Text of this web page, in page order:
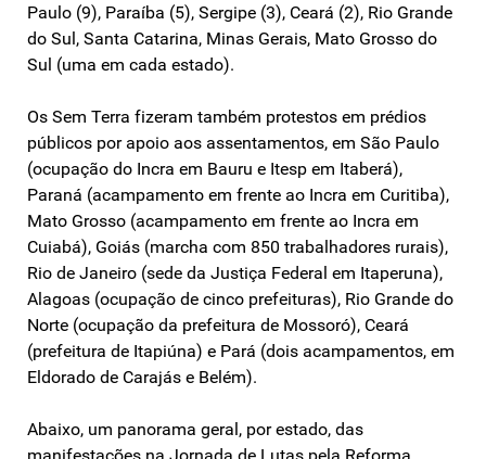
Paulo (9), Paraíba (5), Sergipe (3), Ceará (2), Rio Grande
do Sul, Santa Catarina, Minas Gerais, Mato Grosso do
Sul (uma em cada estado).
Os Sem Terra fizeram também protestos em prédios
públicos por apoio aos assentamentos, em São Paulo
(ocupação do Incra em Bauru e Itesp em Itaberá),
Paraná (acampamento em frente ao Incra em Curitiba),
Mato Grosso (acampamento em frente ao Incra em
Cuiabá), Goiás (marcha com 850 trabalhadores rurais),
Rio de Janeiro (sede da Justiça Federal em Itaperuna),
Alagoas (ocupação de cinco prefeituras), Rio Grande do
Norte (ocupação da prefeitura de Mossoró), Ceará
(prefeitura de Itapiúna) e Pará (dois acampamentos, em
Eldorado de Carajás e Belém).
Abaixo, um panorama geral, por estado, das
manifestações na Jornada de Lutas pela Reforma